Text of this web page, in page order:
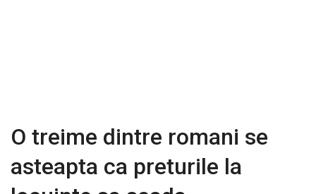
O treime dintre romani se
asteapta ca preturile la